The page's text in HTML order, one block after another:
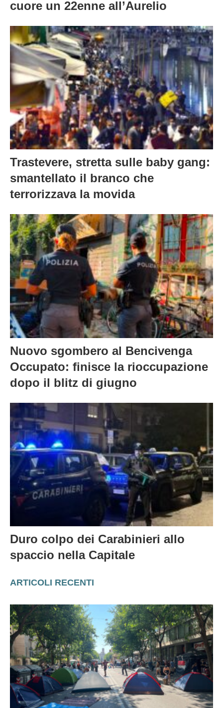
Violenza in strada. Accoltellato al
cuore un 22enne all’Aurelio
smantellato il branco che
terrorizzava la movida
Nuovo sgombero al Bencivenga
Occupato: finisce la rioccupazione
dopo il blitz di giugno
Duro colpo dei Carabinieri allo
ARTICOLI RECENTI